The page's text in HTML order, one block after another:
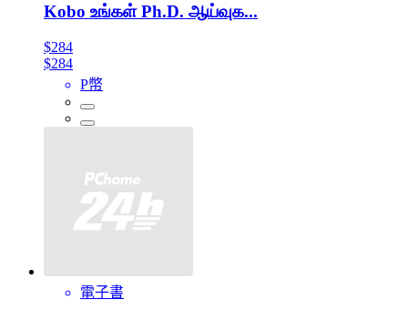
Kobo உங்கள் Ph.D. ஆய்வுக...
$284
$284
P幣
電子書